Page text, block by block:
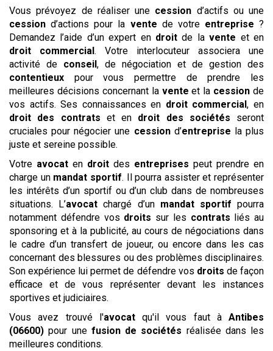
Vous prévoyez de réaliser une cession d’actifs ou une
cession d’actions pour la vente de votre entreprise ?
Demandez l’aide d’un expert en droit de lavente et en
droit commercial. Votre interlocuteur associera une
activité de conseil, de négociation et de gestion des
contentieux pour vous permettre de prendre les
meilleures décisions concernant la vente et la cession de
vos actifs. Ses connaissances en droit commercial, en
droit des contrats et en droit des sociétés seront
cruciales pour négocier une cessiond’entreprise la plus
juste et sereine possible.
Votre avocat en droit des entreprises peut prendre en
charge un mandat sportif. Il pourra assister et représenter
les intérêts d’un sportif ou d’un club dans de nombreuses
situations. L’avocat chargé d’un mandat sportif pourra
notamment défendre vos droits sur les contrats liés au
sponsoring et à la publicité, au cours de négociations dans
le cadre d’un transfert de joueur, ou encore dans les cas
concernant des blessures ou des problèmes disciplinaires.
Son expérience lui permet de défendre vos droits de façon
efficace et de vous représenter devant les instances
sportives et judiciaires.
Vous avez trouvé l'avocatqu'il vous faut à Antibes
(06600) pour unefusion de sociétés réalisée dans les
meilleures conditions.